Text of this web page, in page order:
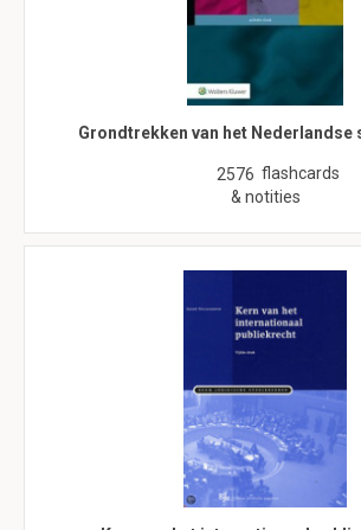
Grondtrekken van het Nederlandse
2576 flashcards
& notities